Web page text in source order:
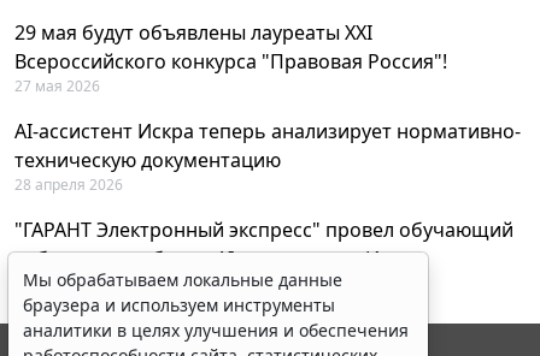
29 мая будут объявлены лауреаты XXI
Всероссийского конкурса "Правовая Россия"!
27 мая 2026
AI-ассистент Искра теперь анализирует нормативно-
техническую документацию
28 апреля 2026
"ГАРАНТ Электронный экспресс" провел обучающий
вебинар по работе с AI-ассистентом Искра
23 апреля 2026
Мы обрабатываем локальные данные
браузера и используем инструменты
аналитики в целях улучшения и обеспечения